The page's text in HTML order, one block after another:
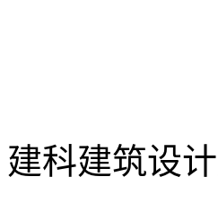
建科建筑设计